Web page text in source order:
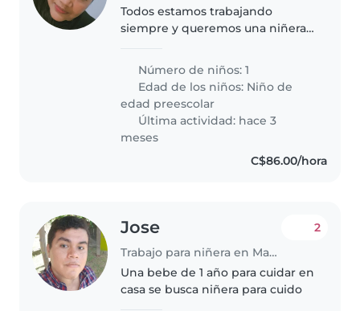
Todos estamos trabajando
siempre y queremos una niñera
Número de niños: 1
Edad de los niños: Niño de
edad preescolar
Última actividad: hace 3
meses
C$86.00/hora
Jose
Trabajo para niñera en Managua
2
Una bebe de 1 año para cuidar en
casa se busca niñera para cuido